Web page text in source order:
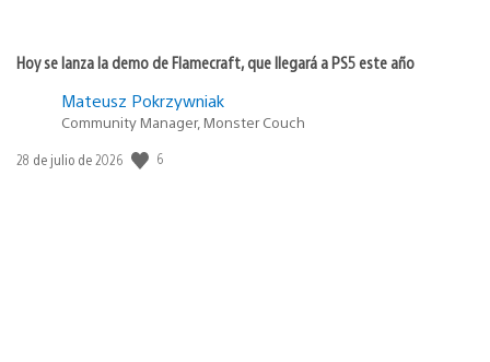
Hoy se lanza la demo de Flamecraft, que llegará a PS5 este año
Mateusz Pokrzywniak
Community Manager, Monster Couch
Fecha
28 de julio de 2026 6